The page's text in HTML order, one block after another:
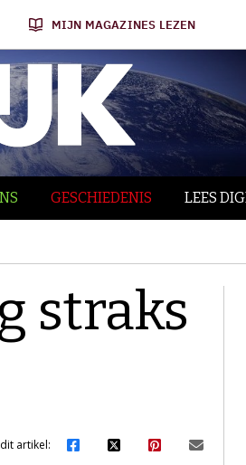
MIJN MAGAZINES LEZEN
GESCHIEDENIS LEES
straks
artikel: